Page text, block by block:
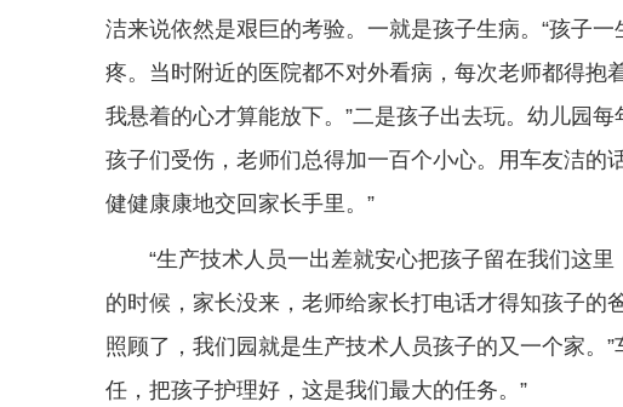
洁来说依然是艰巨的考验。一就是孩子生病。“孩子
疼。当时附近的医院都不对外看病，每次老师都得抱
我悬着的心才算能放下。”二是孩子出去玩。幼儿园
孩子们受伤，老师们总得加一百个小心。用车友洁的
健健康康地交回家长手里。”
“生产技术人员一出差就安心把孩子留在我们这
的时候，家长没来，老师给家长打电话才得知孩子的
照顾了，我们园就是生产技术人员孩子的又一个家。
任，把孩子护理好，这是我们最大的任务。”